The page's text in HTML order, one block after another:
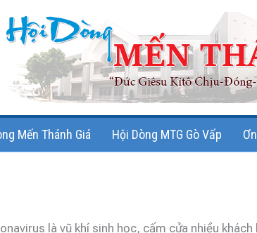
Mến Thánh Giá Hội Dòng MTG Gò Vấp
là vũ khí sinh học, cấm cửa nhiều khách